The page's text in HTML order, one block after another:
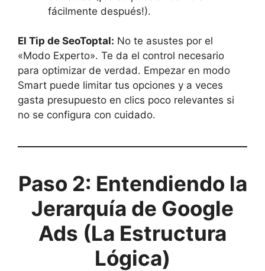
fácilmente después!).
El Tip de SeoToptal: No te asustes por el
«Modo Experto». Te da el control necesario
para optimizar de verdad. Empezar en modo
Smart puede limitar tus opciones y a veces
gasta presupuesto en clics poco relevantes si
no se configura con cuidado.
Paso 2: Entendiendo la
Jerarquía de Google
Ads (La Estructura
Lógica)